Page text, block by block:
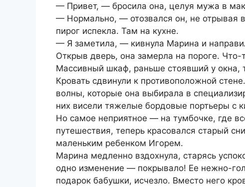
— Привет, — бросила она, целуя мужа в
— Нормально, — отозвался он, не отрывая
пирог испекла. Там на кухне.
— Я заметила, — кивнула Марина и
Открыв дверь, она замерла на пороге.
Массивный шкаф, раньше стоявший у окна,
Кровать сдвинули к противоположной
волны, которые она выбирала в
них висели тяжелые бордовые портьеры с
Но самое неприятное — на тумбочке, где
путешествия, теперь красовался старый
маленьким ребенком Игорем.
Марина медленно вздохнула, старясь
одно изменение — покрывало! Ее нежно-
подарок бабушки, исчезло. Вместо него